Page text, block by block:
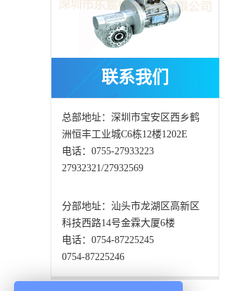
意大利SITI减速机MI-I系列
S系列齿轮减速机
R系列斜齿轮减速机
联系我们
总部地址：深圳市宝安区西乡鹤
洲恒丰工业城C6栋12楼1202E
电话：0755-27933223
27932321/27932569
分部地址：汕头市龙湖区高新区
科技西路14号金霖大厦6楼
电话：0754-87225245
0754-87225246